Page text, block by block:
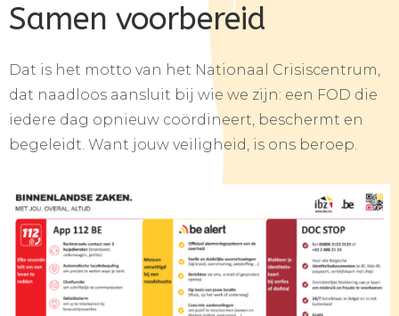
Samen voorbereid
Dat is het motto van het Nationaal Crisiscentrum,
dat naadloos aansluit bij wie we zijn: een FOD die
iedere dag opnieuw coördineert, beschermt en
begeleidt. Want jouw veiligheid, is ons beroep.